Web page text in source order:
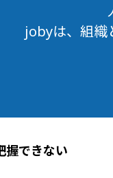
jobyは、組織
できない